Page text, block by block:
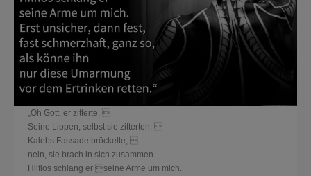
„Oh Gott, er zitterte. 
Seine Lippen, selbst sie zitterten. 
Kalebs Fassade bröckelte, 
nein, sie brach in sich zusammen.
Hilflos schlang er seine Arme um mich.